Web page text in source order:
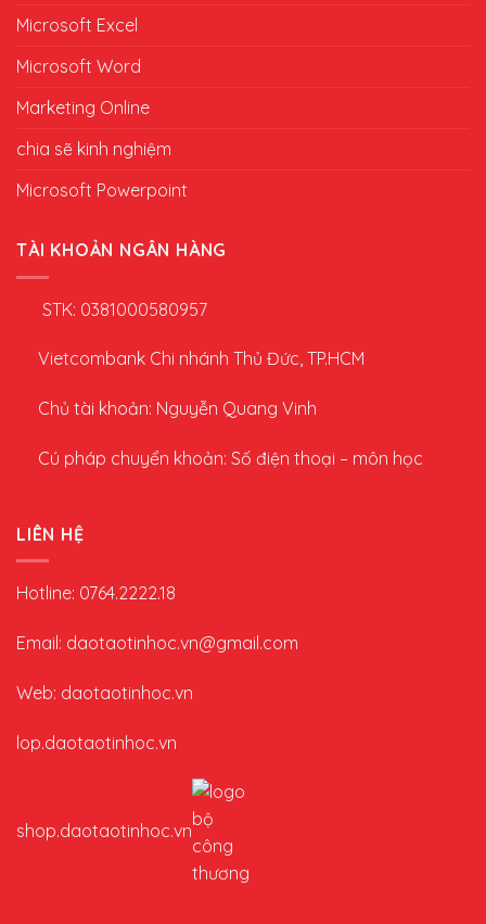
Microsoft Excel
Microsoft Word
Marketing Online
chia sẽ kinh nghiệm
Microsoft Powerpoint
TÀI KHOẢN NGÂN HÀNG
STK: 0381000580957
Vietcombank Chi nhánh Thủ Đức, TP.HCM
Chủ tài khoản: Nguyễn Quang Vinh
Cú pháp chuyển khoản: Số điện thoại – môn học
LIÊN HỆ
Hotline: 0764.2222.18
Email: daotaotinhoc.vn@gmail.com
Web: daotaotinhoc.vn
lop.daotaotinhoc.vn
shop.daotaotinhoc.vn